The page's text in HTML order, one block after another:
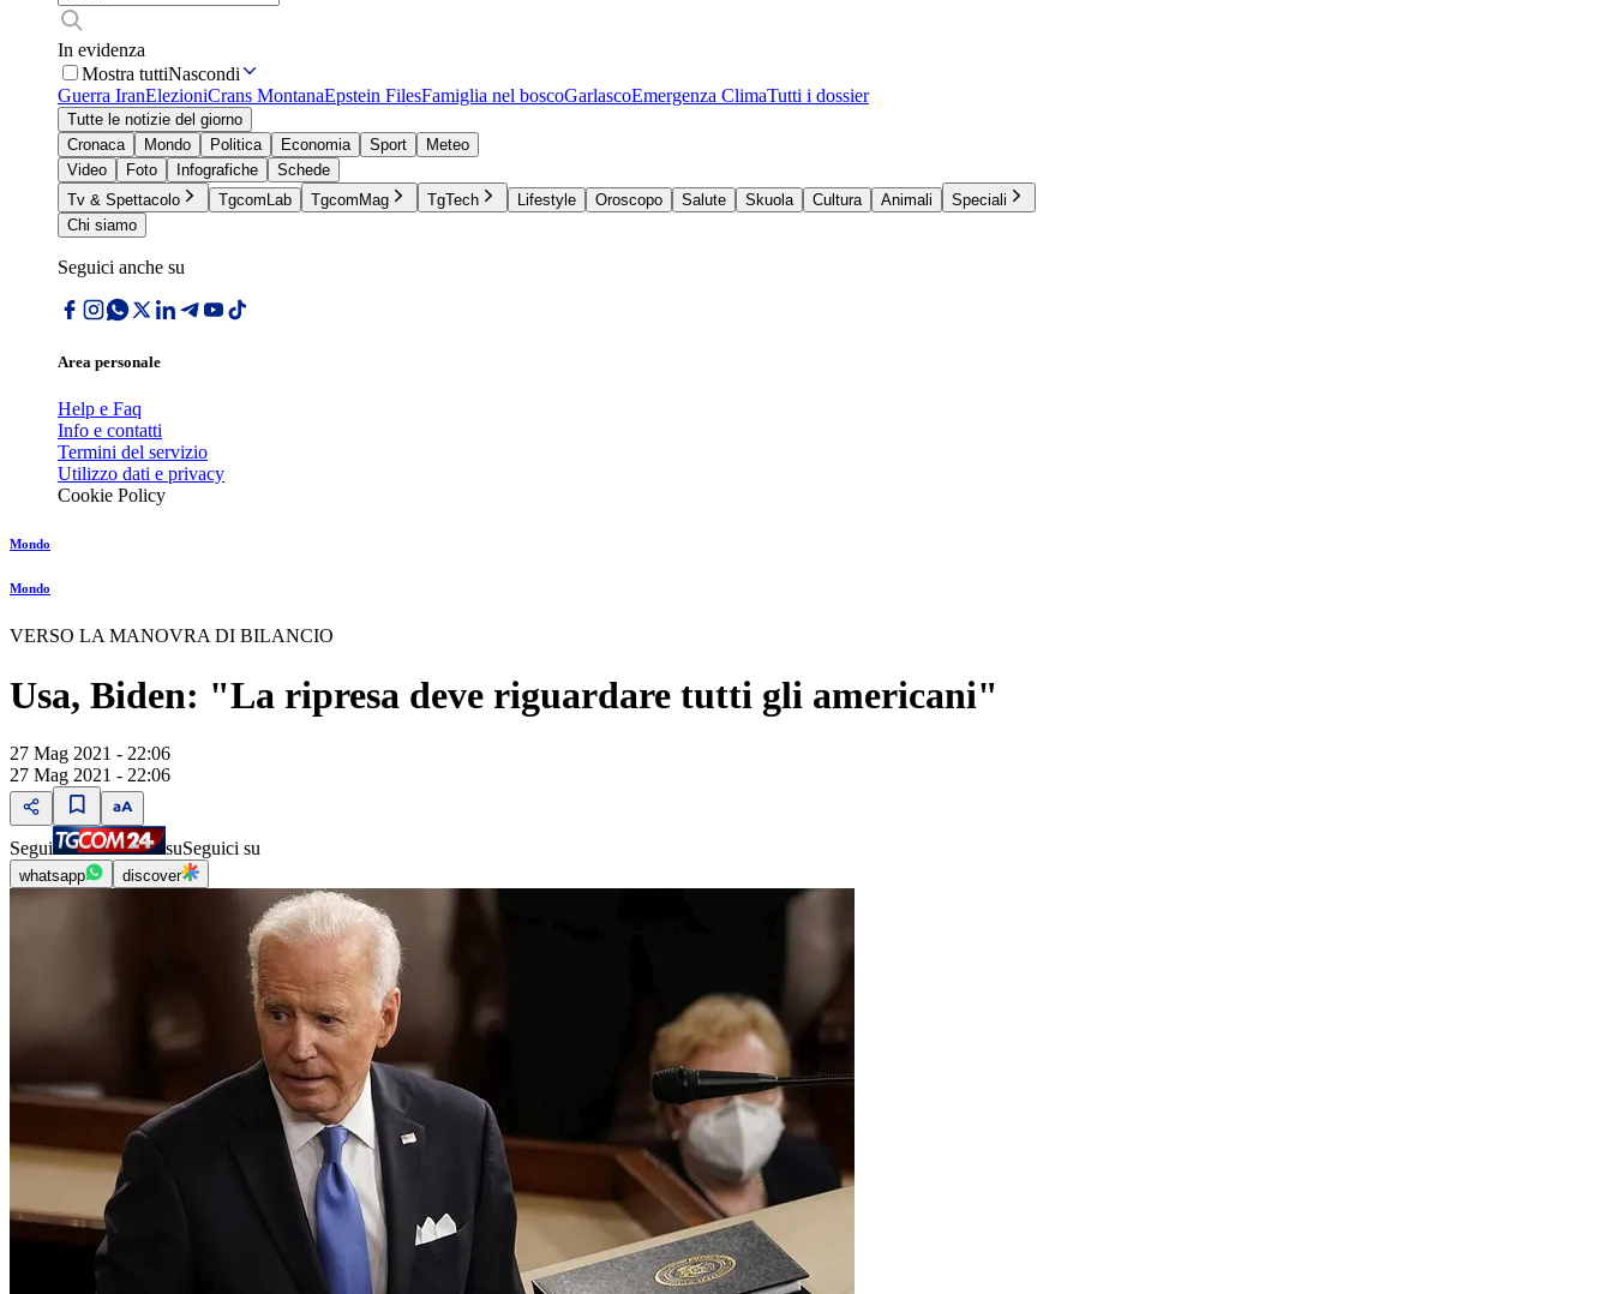
In evidenza
Mostra tuttiNascondi
Guerra IranElezioniCrans MontanaEpstein FilesFamiglia nel boscoGarlascoEmergenza ClimaTutti i dossier
Tutte le notizie del giorno
Cronaca
Mondo Politica Economia Sport
Meteo
Video
Foto Infografiche
Schede
Tv & Spettacolo
TgcomLab TgcomMag TgTech Lifestyle Oroscopo Salute Skuola Cultura Animali
Speciali
Chi siamo
Seguici anche su
Area personale
Help e Faq
Info e contatti
Termini del servizio
Utilizzo dati e privacy
Cookie Policy
Mondo
Mondo
VERSO LA MANOVRA DI BILANCIO
Usa, Biden: "La ripresa deve riguardare tutti gli americani"
27 Mag 2021 - 22:06
27 Mag 2021 - 22:06
Segui suSeguici su
whatsapp discover